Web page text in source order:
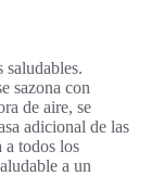
saludables.
sazona con
de aire, se
adicional de las
a todos los
a un